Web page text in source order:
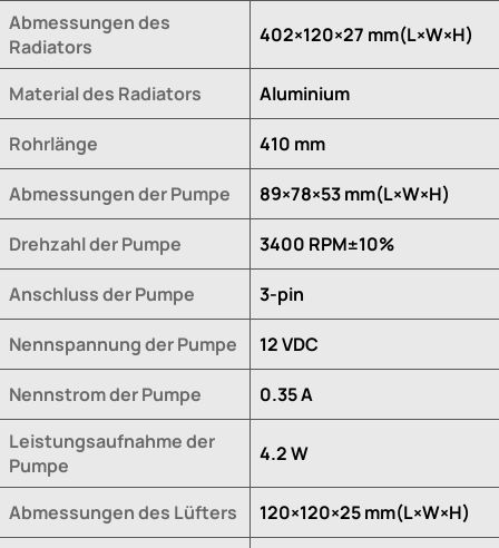
Abmessungen des
Radiators
402×120×27 mm(L×W×H)
Material des Radiators Aluminium
Rohrlänge 410 mm
Abmessungen der Pumpe 89×78×53 mm(L×W×H)
Drehzahl der Pumpe 3400 RPM±10%
Anschluss der Pumpe 3-pin
Nennspannung der Pumpe 12 VDC
Nennstrom der Pumpe
0.35 A
Leistungsaufnahme der
Pumpe
4.2 W
Abmessungen des Lüfters 120×120×25 mm(L×W×H)